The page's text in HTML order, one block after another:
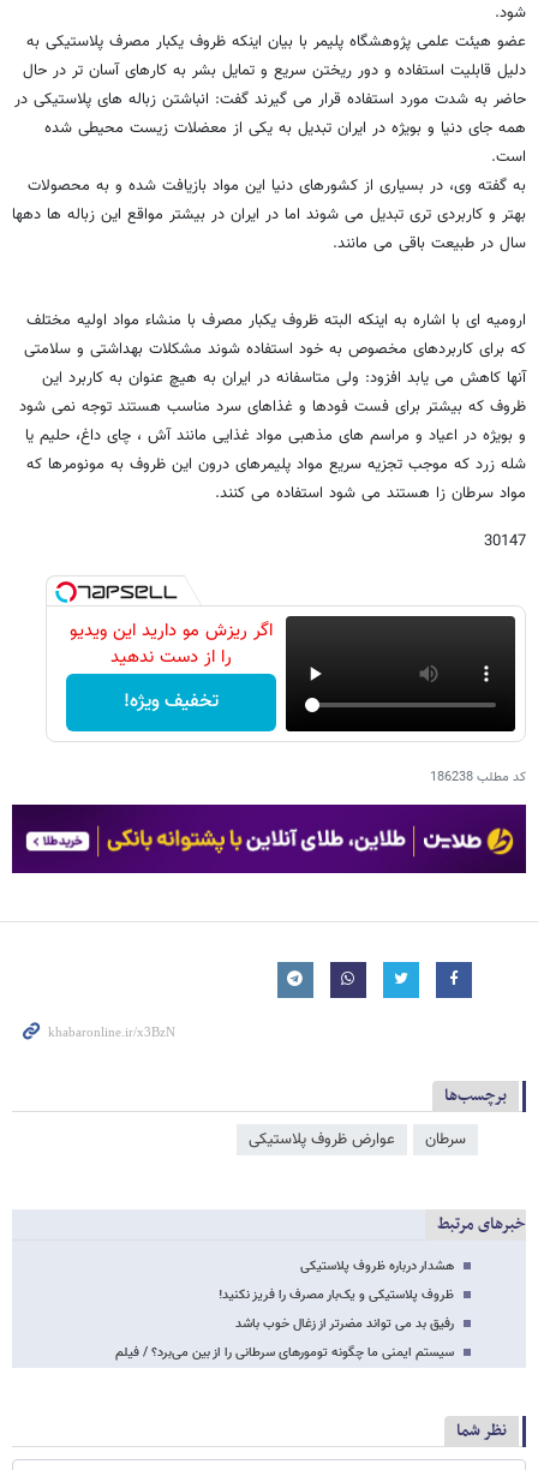
شود.
عضو هیئت علمی پژوهشگاه پلیمر با بیان اینکه ظروف یکبار مصرف پلاستیکی به
دلیل قابلیت استفاده و دور ریختن سریع و تمایل بشر به کارهای آسان تر در حال
حاضر به شدت مورد استفاده قرار می گیرند گفت: انباشتن زباله های پلاستیکی در
همه جای دنیا و بویژه در ایران تبدیل به یکی از معضلات زیست محیطی شده
است.
به گفته وی، در بسیاری از کشورهای دنیا این مواد بازیافت شده و به محصولات
بهتر و کاربردی تری تبدیل می شوند اما در ایران در بیشتر مواقع این زباله ها دهها
سال در طبیعت باقی می مانند.
ارومیه ای با اشاره به اینکه البته ظروف یکبار مصرف با منشاء مواد اولیه مختلف
که برای کاربردهای مخصوص به خود استفاده شوند مشکلات بهداشتی و سلامتی
آنها کاهش می یابد افزود: ولی متاسفانه در ایران به هیچ عنوان به کاربرد این
ظروف که بیشتر برای فست فودها و غذاهای سرد مناسب هستند توجه نمی شود
و بویژه در اعیاد و مراسم های مذهبی مواد غذایی مانند آش ، چای داغ، حلیم یا
شله زرد که موجب تجزیه سریع مواد پلیمرهای درون این ظروف به مونومرها که
مواد سرطان زا هستند می شود استفاده می کنند.
30147
اگر ریزش مو دارید این ویدیو
را از دست ندهید
تخفیف ویژه!
کد مطلب186238
برچسب‌ها
سرطان عوارض ظروف پلاستیکی
خبرهای مرتبط
هشدار درباره ظروف پلاستیکی
ظروف پلاستیکی و یک‌بار مصرف را فریز نکنید!
رفیق بد می تواند مضرتر از زغال خوب باشد
سیستم ایمنی ما چگونه تومورهای سرطانی را از بین می‌برد؟ / فیلم
نظر شما